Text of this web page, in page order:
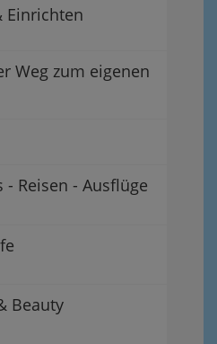
Einrichten
Weg zum eigenen
Reisen - Ausflüge
Beauty